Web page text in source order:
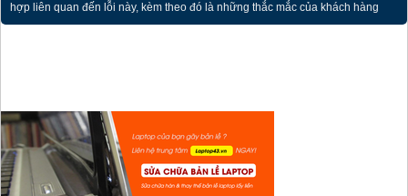
hợp liên quan đến lỗi này, kèm theo đó là những thắc mắc của khách hàng
không biết tại sao laptop mình lại bị như vậy.